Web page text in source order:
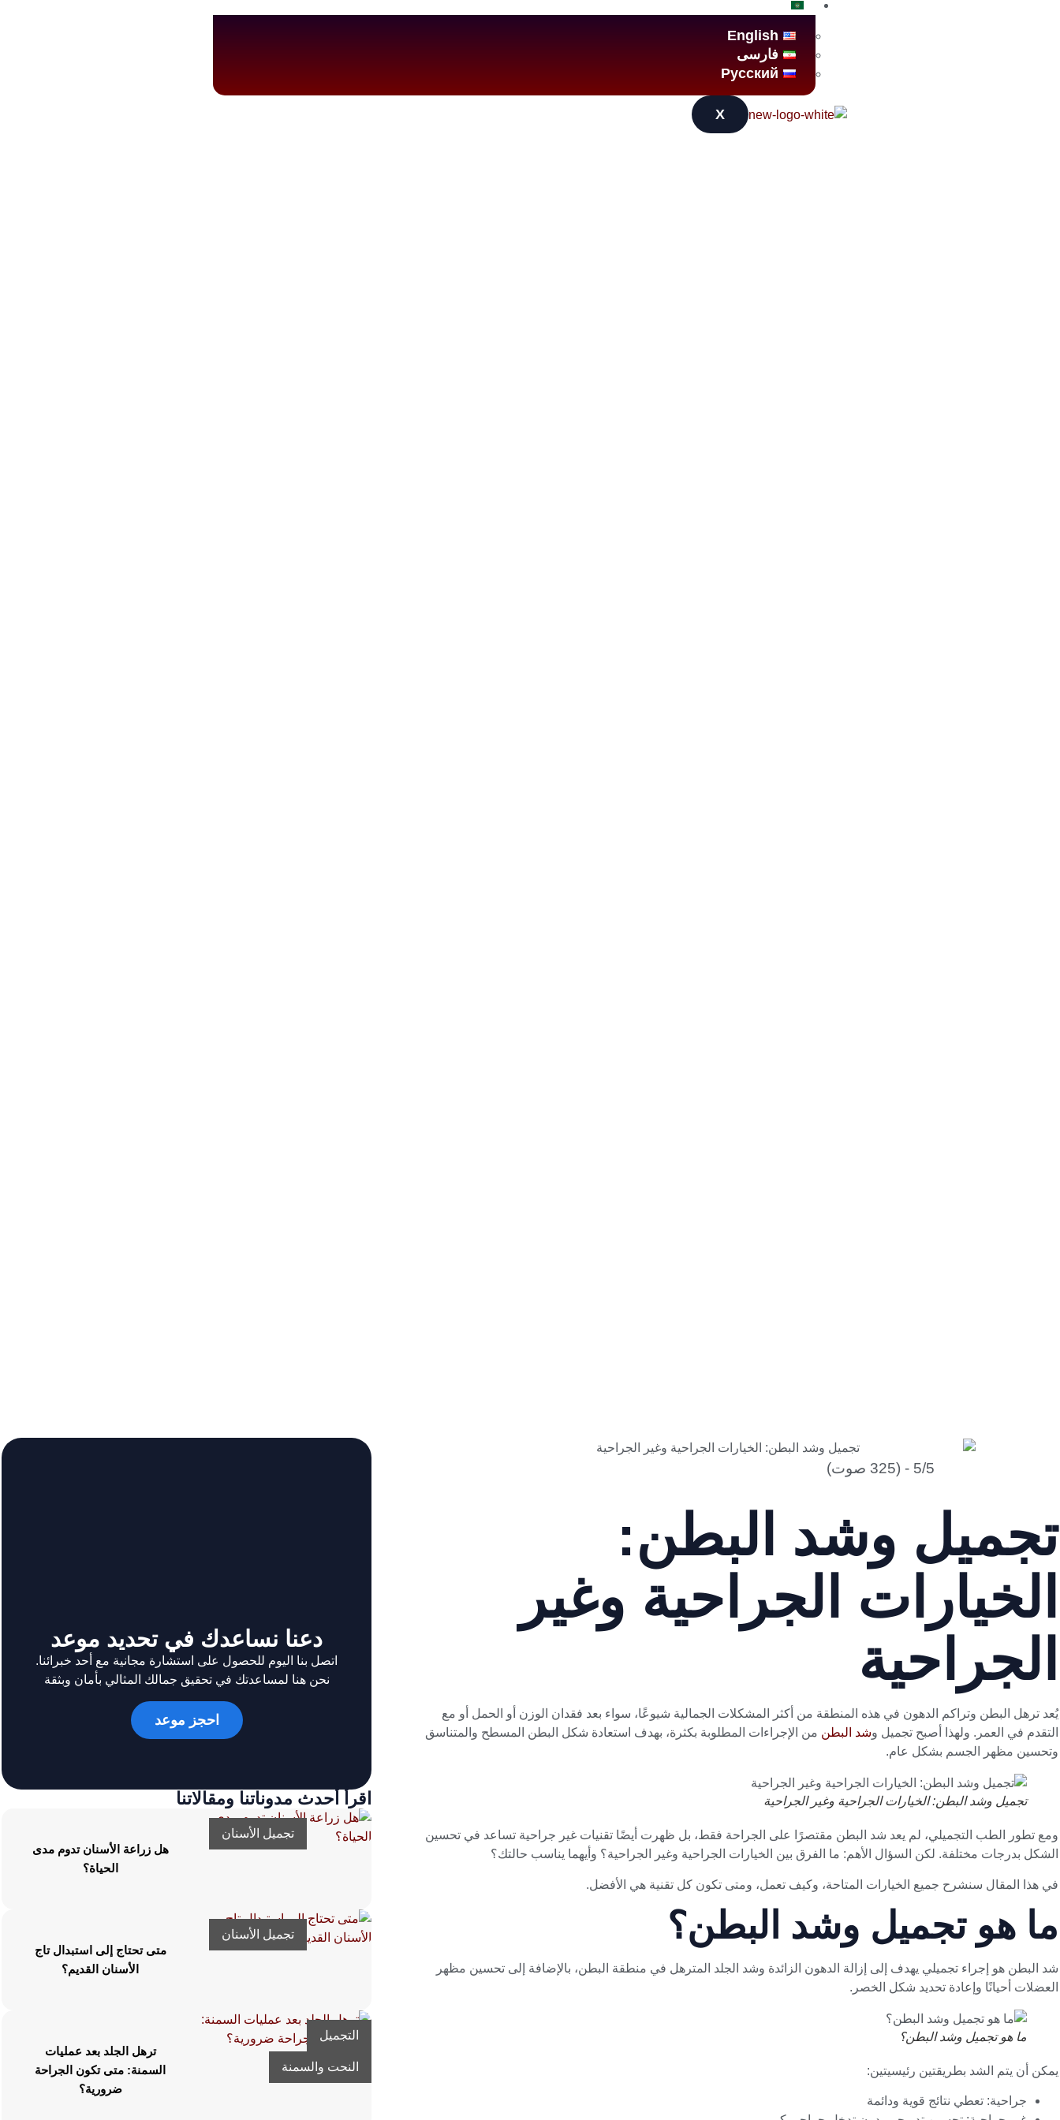
English
فارسی
Русский
X
5/5 - (325 صوت)
تجميل وشد البطن:
الخيارات الجراحية وغير
الجراحية
يُعد ترهل البطن وتراكم الدهون في هذه المنطقة من أكثر المشكلات الجمالية شيوعًا، سواء بعد فقدان الوزن أو الحمل أو مع
التقدم في العمر. ولهذا أصبح تجميل وشد البطن من الإجراءات المطلوبة بكثرة، بهدف استعادة شكل البطن المسطح والمتناسق
وتحسين مظهر الجسم بشكل عام.
تجميل وشد البطن: الخيارات الجراحية وغير الجراحية
ومع تطور الطب التجميلي، لم يعد شد البطن مقتصرًا على الجراحة فقط، بل ظهرت أيضًا تقنيات غير جراحية تساعد في تحسين
الشكل بدرجات مختلفة. لكن السؤال الأهم: ما الفرق بين الخيارات الجراحية وغير الجراحية؟ وأيهما يناسب حالتك؟
في هذا المقال سنشرح جميع الخيارات المتاحة، وكيف تعمل، ومتى تكون كل تقنية هي الأفضل.
ما هو تجميل وشد البطن؟
شد البطن هو إجراء تجميلي يهدف إلى إزالة الدهون الزائدة وشد الجلد المترهل في منطقة البطن، بالإضافة إلى تحسين مظهر
العضلات أحيانًا وإعادة تحديد شكل الخصر.
ما هو تجميل وشد البطن؟
يمكن أن يتم الشد بطريقتين رئيسيتين:
جراحية: تعطي نتائج قوية ودائمة
دعنا نساعدك في تحديد موعد
اتصل بنا اليوم للحصول على استشارة مجانية مع أحد خبرائنا.
نحن هنا لمساعدتك في تحقيق جمالك المثالي بأمان وبثقة
احجز موعد
اقرأ أحدث مدوناتنا ومقالاتنا
تجميل الأسنان
هل زراعة الأسنان تدوم مدى
الحياة؟
تجميل الأسنان
متى تحتاج إلى استبدال تاج
الأسنان القديم؟
التجميل
النحت والسمنة
ترهل الجلد بعد عمليات
السمنة: متى تكون الجراحة
ضرورية؟